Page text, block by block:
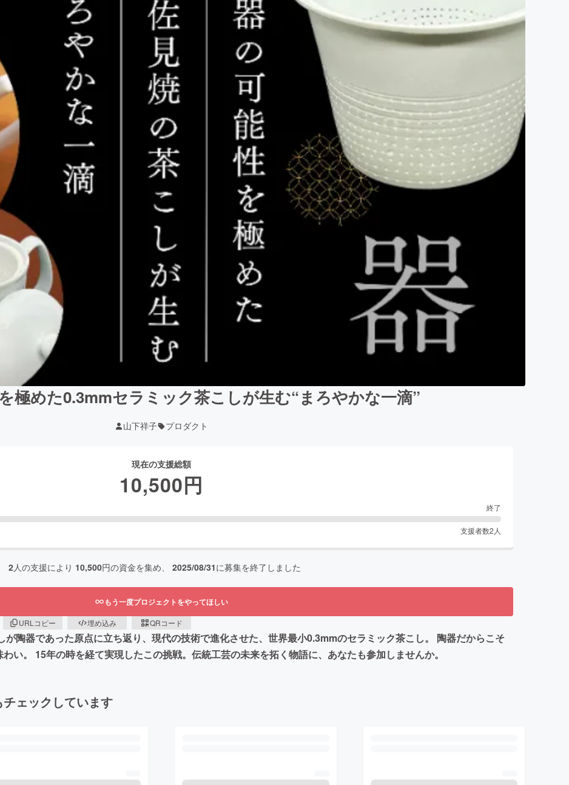
極めた0.3mmセラミック茶こしが生む“まろやかな一滴”
山下祥子 プロダクト
現在の支援総額
10,500円
終了
支援者数2 人
2人の支援により 10,500円の資金を集め、 2025/08/31に募集を終了しました
もう一度プロジェクトをやってほしい
URLコピー 埋め込み QRコード
陶器であった原点に立ち返り、現代の技術で進化させた、世界最小0.3mmのセラミック茶こし。 陶器だからこそ
い。 15年の時を経て実現したこの挑戦。伝統工芸の未来を拓く物語に、あなたも参加しませんか。
ェックしています